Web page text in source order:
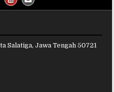
Salatiga, Jawa Tengah 50721